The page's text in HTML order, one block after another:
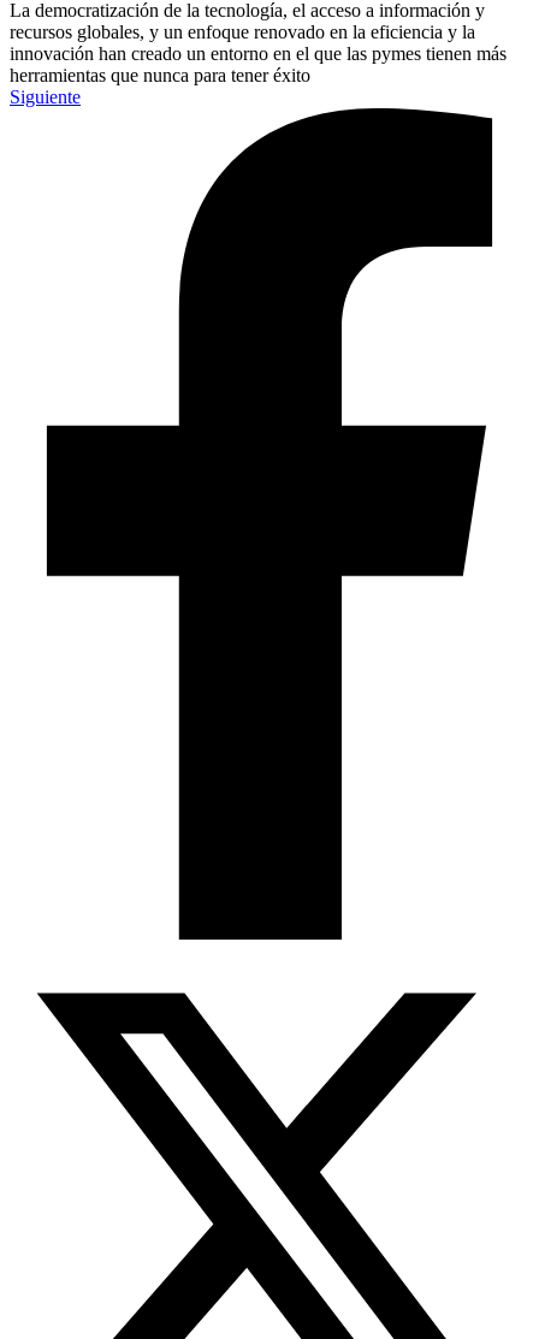
La democratización de la tecnología, el acceso a información y
recursos globales, y un enfoque renovado en la eficiencia y la
innovación han creado un entorno en el que las pymes tienen más
herramientas que nunca para tener éxito
Siguiente